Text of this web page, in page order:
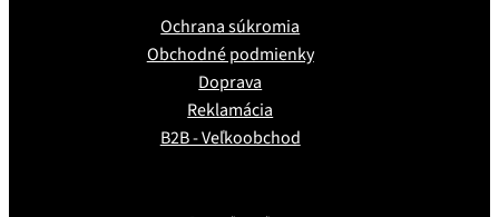
Ochrana súkromia
Obchodné podmienky
Doprava
Reklamácia
B2B - Veľkoobchod